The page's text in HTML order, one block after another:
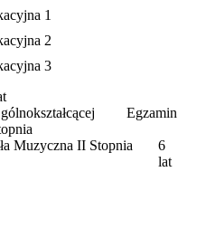
1
2
3
Egzamin
Muzyczna II Stopnia
6
lat